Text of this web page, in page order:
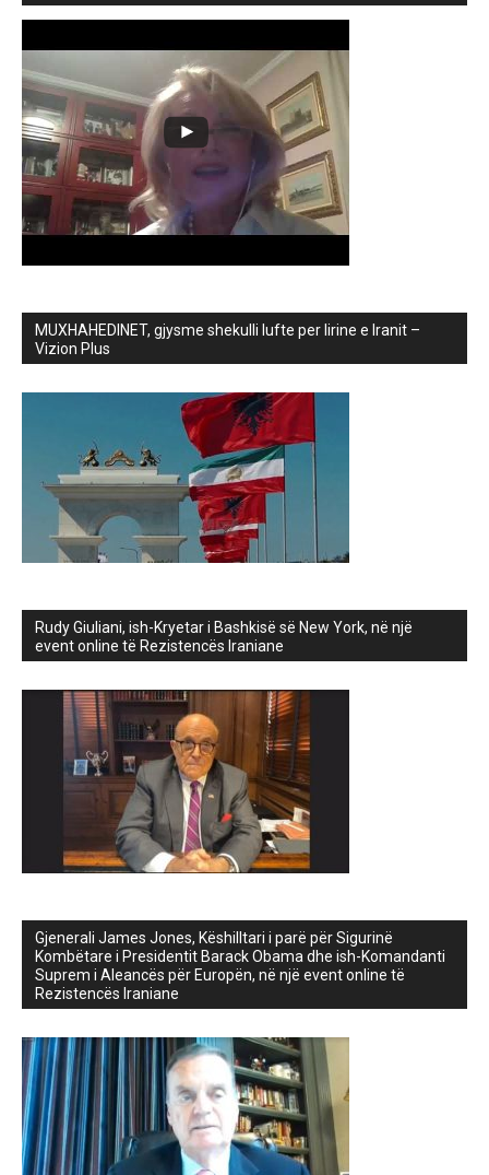
MUXHAHEDINET, gjysme shekulli lufte per lirine e Iranit –
Vizion Plus
Rudy Giuliani, ish-Kryetar i Bashkisë së New York, në një
event online të Rezistencës Iraniane
Gjenerali James Jones, Këshilltari i parë për Sigurinë
Kombëtare i Presidentit Barack Obama dhe ish-Komandanti
Suprem i Aleancës për Europën, në një event online të
Rezistencës Iraniane